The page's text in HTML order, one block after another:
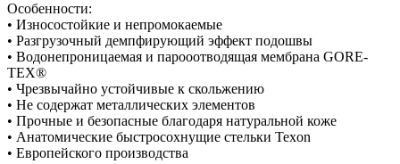
Особенности:
• Износостойкие и непромокаемые
• Разгрузочный демпфирующий эффект подошвы
• Водонепроницаемая и парооотводящая мембрана GORE-
TEX®
• Чрезвычайно устойчивые к скольжению
• Не содержат металлических элементов
• Прочные и безопасные благодаря натуральной коже
• Анатомические быстросохнущие стельки Texon
• Европейского производства